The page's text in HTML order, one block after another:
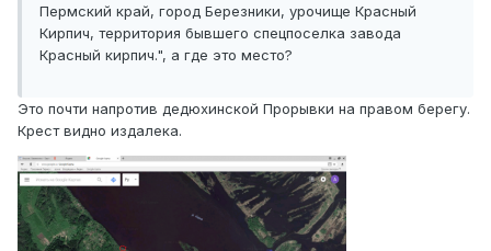
Пермский край, город Березники, урочище Красный
Кирпич, территория бывшего спецпоселка завода
Красный кирпич.", а где это место?
Это почти напротив дедюхинской Прорывки на правом берегу.
Крест видно издалека.